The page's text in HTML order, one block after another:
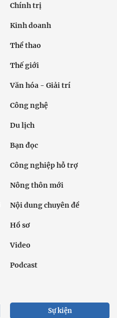
Chính trị
Kinh doanh
Thể thao
Thế giới
Văn hóa - Giải trí
Công nghệ
Du lịch
Bạn đọc
Công nghiệp hỗ trợ
Nông thôn mới
Nội dung chuyên đề
Hồ sơ
Video
Podcast
Sự kiện